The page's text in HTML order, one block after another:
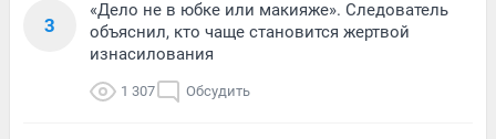
3
«Дело не в юбке или макияже». Следователь
объяснил, кто чаще становится жертвой
изнасилования
1 307 Обсудить